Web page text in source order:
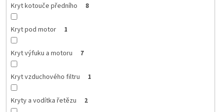
Kryt kotouče předního 8
Kryt pod motor 1
Kryt výfuku a motoru 7
Kryt vzduchového filtru 1
Kryty a vodítka řetězu 2